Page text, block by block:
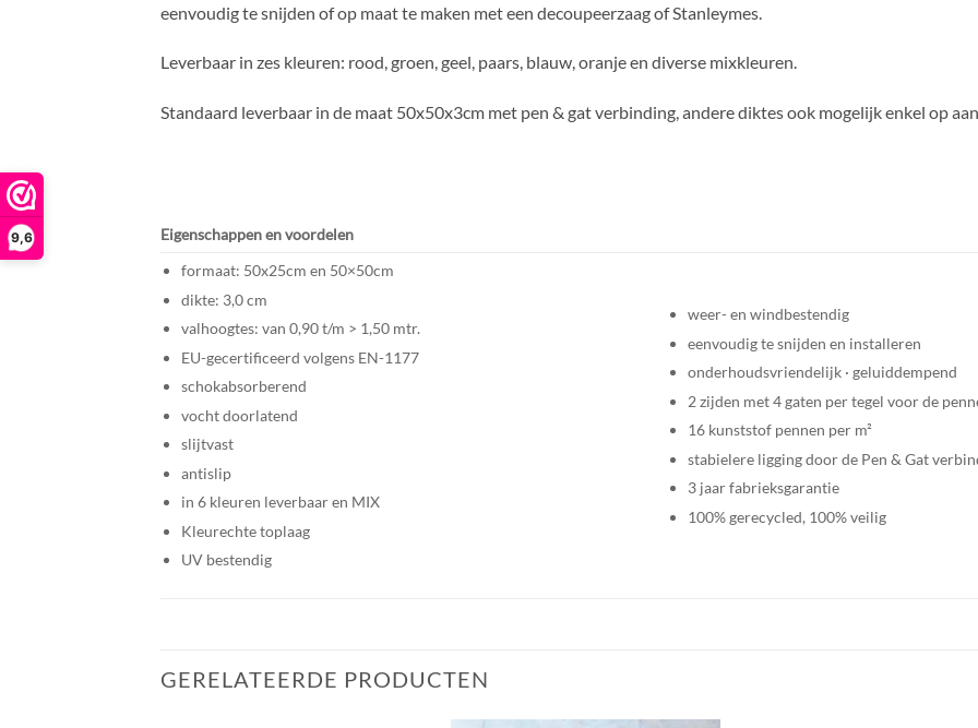
9,6
eenvoudig te snijden of op maat te maken met een decoupeerzaag of Stanleymes.
Leverbaar in zes kleuren: rood, groen, geel, paars, blauw, oranje en diverse mixkleuren.
Standaard leverbaar in de maat 50x50x3cm met pen & gat verbinding, andere diktes ook mogelijk enkel op
Eigenschappen en voordelen
formaat: 50x25cm en 50×50cm
dikte: 3,0 cm
valhoogtes: van 0,90 t/m > 1,50 mtr.
EU-gecertificeerd volgens EN-1177
schokabsorberend
vocht doorlatend
slijtvast
antislip
in 6 kleuren leverbaar en MIX
Kleurechte toplaag
UV bestendig
weer- en windbestendig
eenvoudig te snijden en installeren
onderhoudsvriendelijk · geluiddempend
2 zijden met 4 gaten per tegel voor de
16 kunststof pennen per m²
stabielere ligging door de Pen & Gat
3 jaar fabrieksgarantie
100% gerecycled, 100% veilig
GERELATEERDE PRODUCTEN